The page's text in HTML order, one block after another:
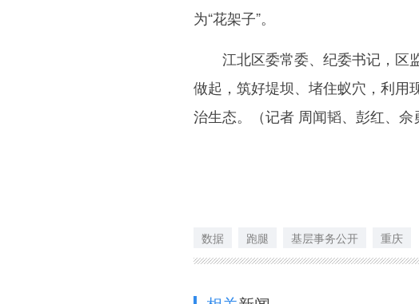
为“花架子”。
江北区委常委、纪委书记，区
做起，筑好堤坝、堵住蚁穴，利用
治生态。（记者 周闻韬、彭红、佘
数据 跑腿 基层事务公开 重庆